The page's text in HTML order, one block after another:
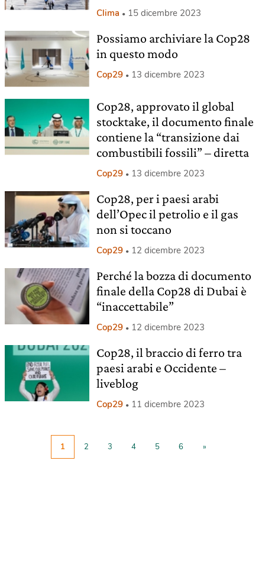
Clima 15 dicembre 2023
Possiamo archiviare la Cop28
in questo modo
Cop29 13 dicembre 2023
Cop28, approvato il global
stocktake, il documento finale
contiene la “transizione dai
combustibili fossili” – diretta
Cop29 13 dicembre 2023
Cop28, per i paesi arabi
dell’Opec il petrolio e il gas
non si toccano
Cop29 12 dicembre 2023
Perché la bozza di documento
finale della Cop28 di Dubai è
“inaccettabile”
Cop29 12 dicembre 2023
Cop28, il braccio di ferro tra
paesi arabi e Occidente –
liveblog
Cop29 11 dicembre 2023
1 2 3 4 5 6 »